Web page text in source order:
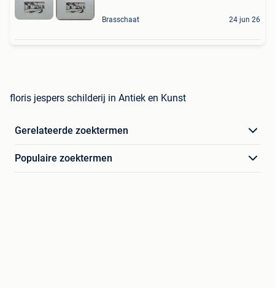
Brasschaat 24 jun 26
floris jespers schilderij in Antiek en Kunst
Gerelateerde zoektermen
Populaire zoektermen